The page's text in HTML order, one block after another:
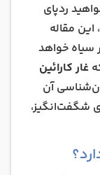
ردپای
این مقاله
سیاه خواهد
غار کارائین
آن
شگفت‌انگیز،